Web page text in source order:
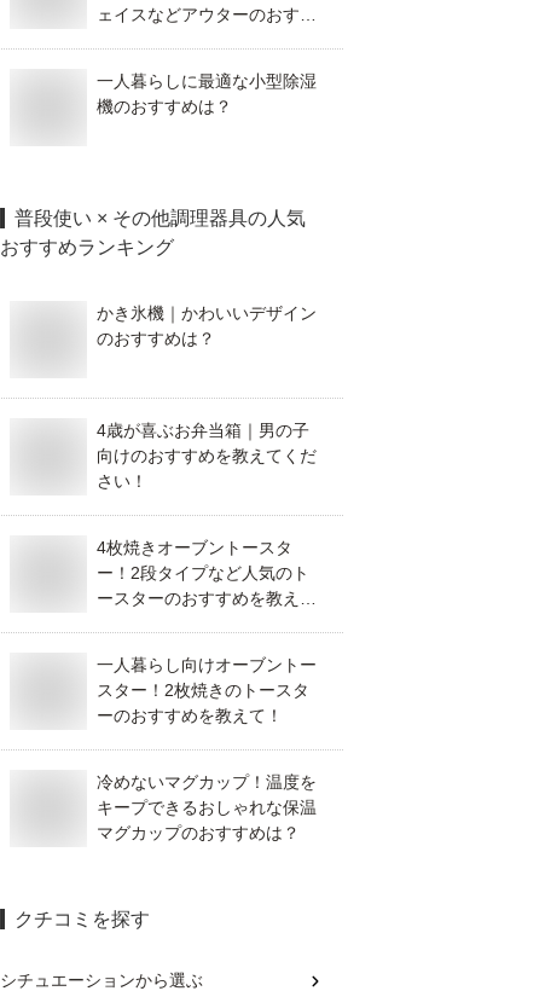
ェイスなどアウターのおすす
一人暮らしに最適な小型除湿
機のおすすめは？
普段使い × その他調理器具の人気
おすすめランキング
かき氷機｜かわいいデザイン
のおすすめは？
4歳が喜ぶお弁当箱｜男の子
向けのおすすめを教えてくだ
さい！
4枚焼きオーブントースタ
ー！2段タイプなど人気のト
ースターのおすすめを教え
一人暮らし向けオーブントー
スター！2枚焼きのトースタ
ーのおすすめを教えて！
冷めないマグカップ！温度を
キープできるおしゃれな保温
マグカップのおすすめは？
クチコミを探す
シチュエーションから選ぶ